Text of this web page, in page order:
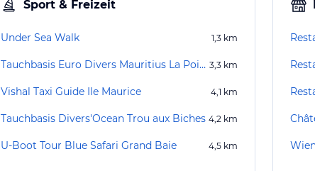
Sport & Freizeit
Under Sea Walk 1,3 km
Tauchbasis Euro Divers Mauritius La Pointe 3,3 km
Vishal Taxi Guide Ile Maurice 4,1 km
Tauchbasis Divers'Ocean Trou aux Biches 4,2 km
U-Boot Tour Blue Safari Grand Baie 4,5 km